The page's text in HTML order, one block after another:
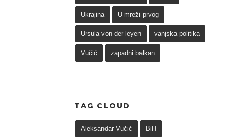
Ukrajina U mreži prvog
Ursula von der leyen vanjska politika
Vučić zapadni balkan
TAG CLOUD
Aleksandar Vučić BiH